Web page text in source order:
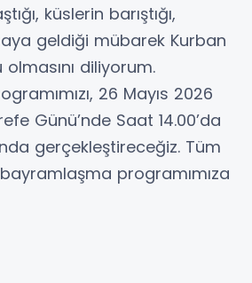
küslerin barıştığı,
geldiği mübarek Kurban
olmasını diliyorum.
26 Mayıs 2026
Günü’nde Saat 14.00’da
gerçekleştireceğiz. Tüm
programımıza